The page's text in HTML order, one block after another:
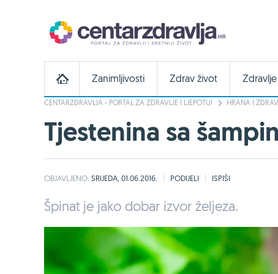
Zanimljivosti Zdrav život
CENTARZDRAVLJA - PORTAL ZA ZDRAVLJE I LJEPOTU! HRANA I
Tjestenina sa
OBJAVLJENO: SRIJEDA, 01.06.2016. PODIJELI ISPIŠI
Špinat je jako dobar izvor željeza.